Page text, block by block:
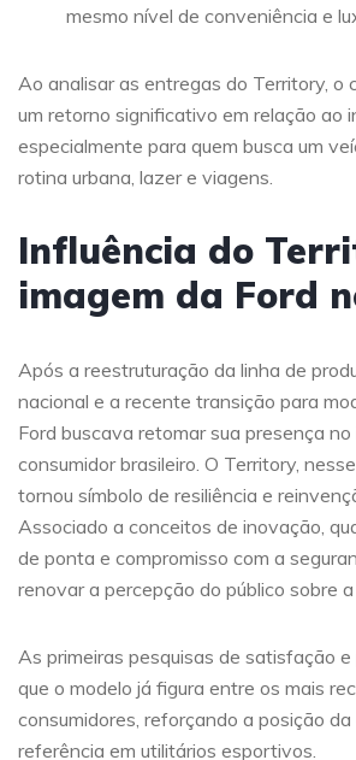
mesmo nível de conveniência e
Ao analisar as entregas do Territory, o
um retorno significativo em relação ao
especialmente para quem busca um
rotina urbana, lazer e viagens.
Influência do
imagem da Ford
Após a reestruturação da linha de
nacional e a recente transição para
Ford buscava retomar sua presença no
consumidor brasileiro. O Territory,
tornou símbolo de resiliência e
Associado a conceitos de inovação,
de ponta e compromisso com a
renovar a percepção do público sobre
As primeiras pesquisas de satisfação
que o modelo já figura entre os mais
consumidores, reforçando a posição
referência em utilitários esportivos.